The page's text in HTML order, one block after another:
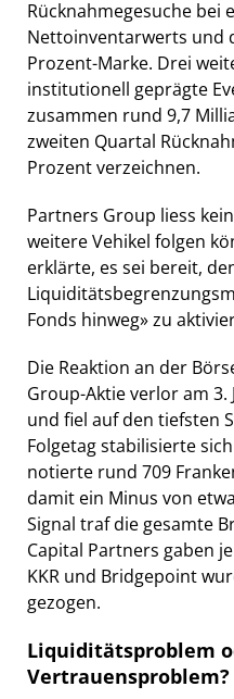
Rücknahmegesuche bei
Nettoinventarwerts und
Prozent-Marke. Drei
institutionell geprägte
zusammen rund 9,7
zweiten Quartal
Prozent verzeichnen.
Partners Group liess
weitere Vehikel folgen
erklärte, es sei bereit,
Fonds hinweg» zu
Die Reaktion an der
Group-Aktie verlor am
und fiel auf den tiefsten
Folgetag stabilisierte
notierte rund 709
damit ein Minus von
Signal traf die gesamte
Capital Partners gaben
KKR und Bridgepoint
gezogen.
Liquiditätsproblem
Vertrauensproblem?